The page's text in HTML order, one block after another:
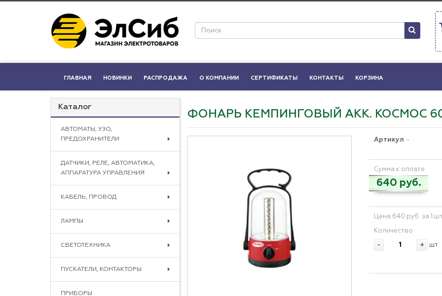
ГЛАВНАЯ НОВИНКИ РАСПРОДАЖА О КОМПАНИИ СЕРТИФИКАТЫ КОНТАКТЫ КОРЗИНА
Каталог
АВТОМАТЫ, УЗО,
ПРЕДОХРАНИТЕЛИ
ДАТЧИКИ, РЕЛЕ, АВТОМАТИКА,
АППАРАТУРА УПРАВЛЕНИЯ
КАБЕЛЬ, ПРОВОД
ЛАМПЫ
СВЕТОТЕХНИКА
ПУСКАТЕЛИ, КОНТАКТОРЫ
ПРИБОРЫ
ФОНАРЬ КЕМПИНГОВЫЙ АКК. КОСМОС
Артикул -
Сумма к оплате:
640 руб.
Цена 640 руб. за 1
Количество
- + шт